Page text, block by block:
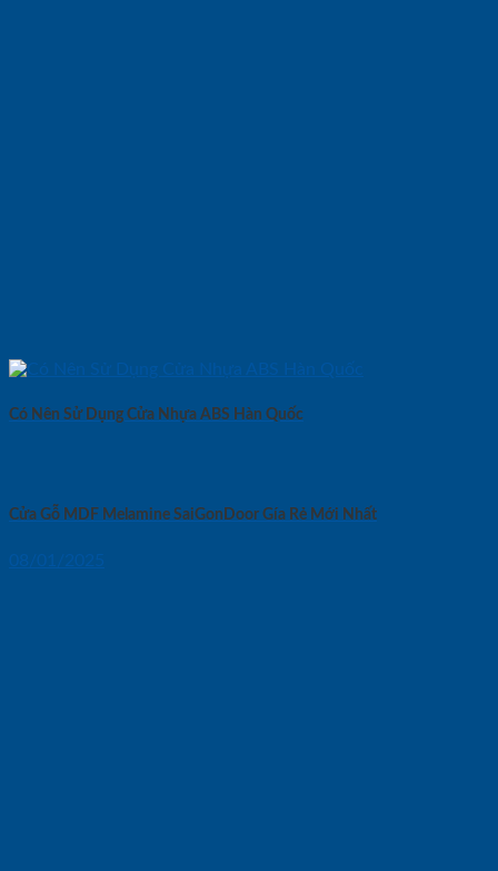
Có Nên Sử Dụng Cửa Nhựa ABS Hàn Quốc
Cửa Gỗ MDF Melamine SaiGonDoor Gía Rẻ Mới Nhất
08/01/2025